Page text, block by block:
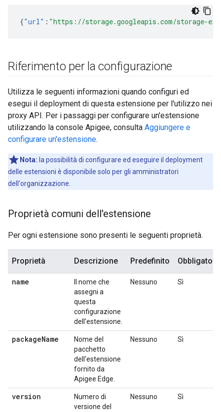
{"url" : "https://storage.googleapis.com/storage-
Riferimento per la configurazione
Utilizza le seguenti informazioni quando configuri ed
esegui il deployment di questa estensione per l'utilizzo nei
proxy API. Per i passaggi per configurare un'estensione
utilizzando la console Apigee, consulta Aggiungere e
configurare un'estensione.
Nota: la possibilità di configurare ed eseguire il deployment
delle estensioni è disponibile solo per gli amministratori
dell'organizzazione.
Proprietà comuni dell'estensione
Per ogni estensione sono presenti le seguenti proprietà.
Proprietà Descrizione Predefinito
name
Il nome che
assegni a
questa
configurazione
dell'estensione.
Nessuno Sì
packageName
Nome del
pacchetto
dell'estensione
fornito da
Apigee Edge.
Nessuno Sì
version
Numero di
versione del
Nessuno Sì